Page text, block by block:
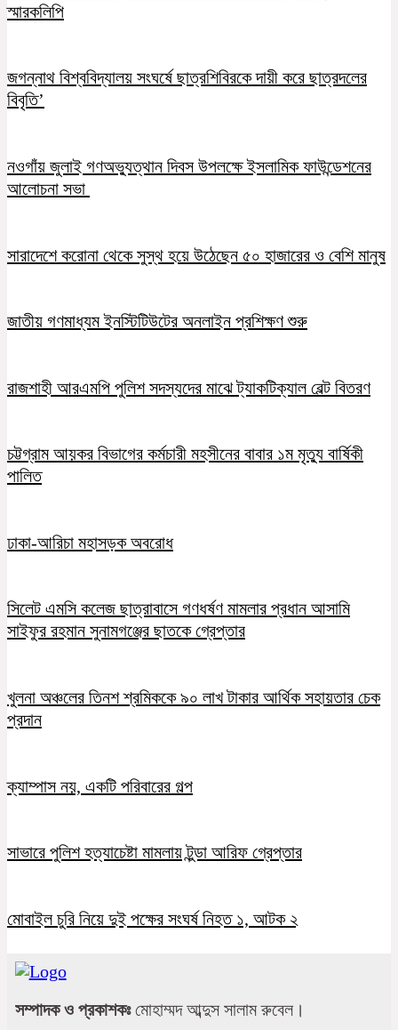
স্মারকলিপি
জগন্নাথ বিশ্ববিদ্যালয় সংঘর্ষে ছাত্রশিবিরকে দায়ী করে ছাত্রদলের
বিবৃতি’
নওগাঁয় জুলাই গণঅভ্যুত্থান দিবস উপলক্ষে ইসলামিক ফাউন্ডেশনের
আলোচনা সভা
সারাদেশে করোনা থেকে সুস্থ হয়ে উঠেছেন ৫০ হাজারের ও বেশি মানুষ
জাতীয় গণমাধ্যম ইনস্টিটিউটের অনলাইন প্রশিক্ষণ শুরু
রাজশাহী আরএমপি পুলিশ সদস্যদের মাঝে ট্যাকটিক্যাল বেল্ট বিতরণ
চট্টগ্রাম আয়কর বিভাগের কর্মচারী মহসীনের বাবার ১ম মৃত্যু বার্ষিকী
পালিত
ঢাকা-আরিচা মহাসড়ক অবরোধ
সিলেট এমসি কলেজ ছাত্রাবাসে গণধর্ষণ মামলার প্রধান আসামি
সাইফুর রহমান সুনামগঞ্জের ছাতকে গ্রেপ্তার
খুলনা অঞ্চলের তিনশ শ্রমিককে ৯০ লাখ টাকার আর্থিক সহায়তার চেক
প্রদান
ক্যাম্পাস নয়, একটি পরিবারের গল্প
সাভারে পুলিশ হত্যাচেষ্টা মামলায় টুন্ডা আরিফ গ্রেপ্তার
মোবাইল চুরি নিয়ে দুই পক্ষের সংঘর্ষ নিহত ১, আটক ২
সম্পাদক ও প্রকাশকঃমোহাম্মদ আব্দুস সালাম রুবেল।